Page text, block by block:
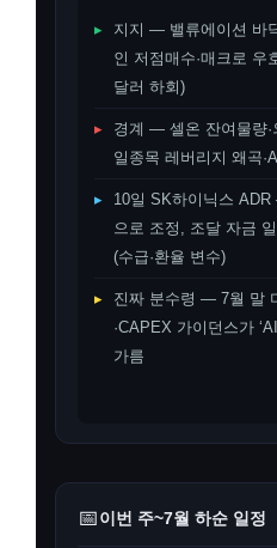
▸
지지 — 밸류에이션 바
인 저점매수·매크로 우
달러 하회)
▸
경계 — 셀온 잔여물량·
일종목 레버리지 왜곡
▸
10일 SK하이닉스
으로 조정, 조달 자금
(수급·환율 변수)
▸
진짜 분수령 — 7월 말
·CAPEX 가이던스가
가름
📅이번 주~7월 하순 일정